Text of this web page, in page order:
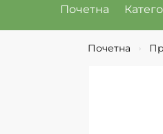
Почетна
Почетна ›